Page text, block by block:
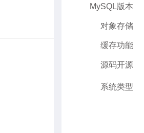
MySQL版本
对象存储
缓存功能
源码开源
系统类型